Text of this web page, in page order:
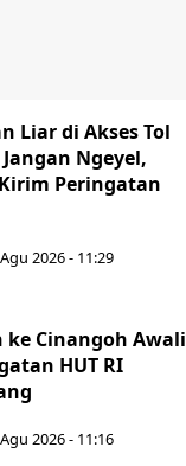
Liar di Akses Tol
Ngeyel,
Peringatan
2026 - 11:29
Cinangoh Awali
HUT RI
2026 - 11:16